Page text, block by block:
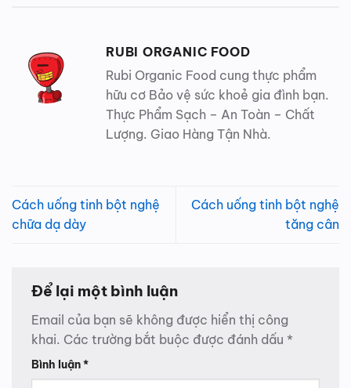
RUBI ORGANIC FOOD
Rubi Organic Food cung thực phẩm
hữu cơ Bảo vệ sức khoẻ gia đình bạn.
Thực Phẩm Sạch – An Toàn – Chất
Lượng. Giao Hàng Tận Nhà.
Cách uống tinh bột nghệ
chữa dạ dày
Cách uống tinh bột nghệ
tăng cân
Để lại một bình luận
Email của bạn sẽ không được hiển thị công
khai. Các trường bắt buộc được đánh dấu *
Bình luận*